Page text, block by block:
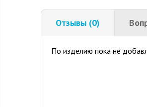
Отзывы (0)
По изделию пока не